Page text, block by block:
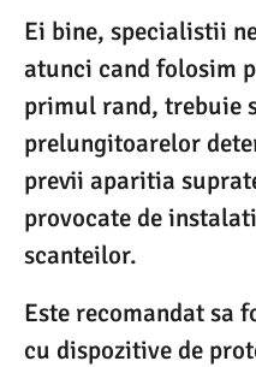
Ei bine, specialistii
atunci cand folosim
primul rand, trebuie
prelungitoarelor
previi aparitia
provocate de
scanteilor.
Este recomandat sa
cu dispozitive de